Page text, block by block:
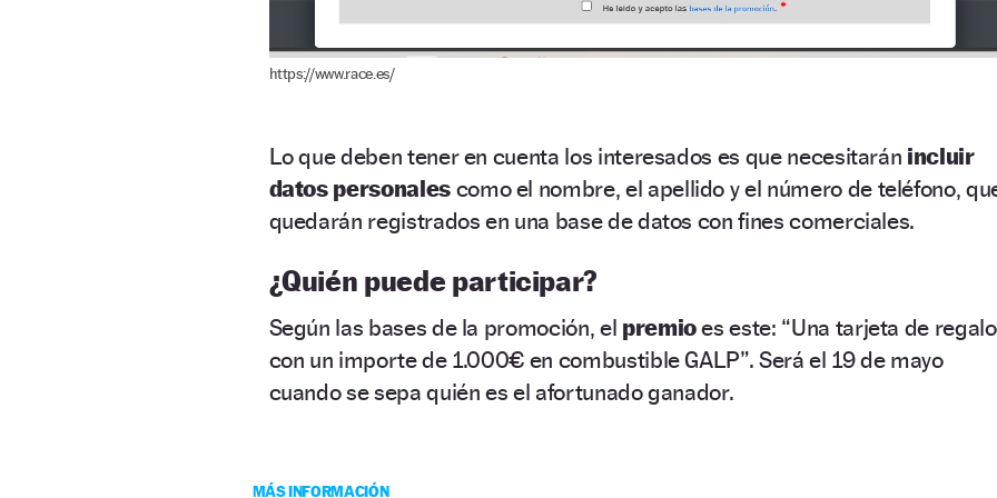
https://www.race.es/
Lo que deben tener en cuenta los interesados es que necesitarán incluir
datos personales como el nombre, el apellido y el número de teléfono,
quedarán registrados en una base de datos con fines comerciales.
¿Quién puede participar?
Según las bases de la promoción, el premioes este: “Una tarjeta de regalo
con un importe de 1.000€ en combustible GALP”. Será el 19 de mayo
cuando se sepa quién es el afortunado ganador.
MÁS INFORMACIÓN